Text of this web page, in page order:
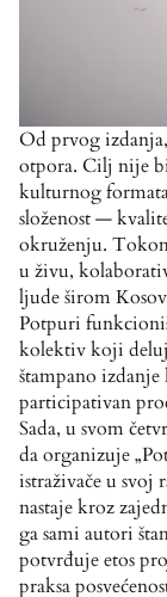
Od prvog
otpora. Cilj nije
kulturnog
složenost —
okruženju.
u živu,
ljude širom
Potpuri
kolektiv koji
štampano
participativan
Sada, u svom
da organizuje
istraživače u svoj
nastaje kroz
ga sami autori
potvrđuje etos
praksa